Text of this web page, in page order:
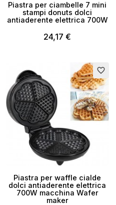
Piastra per ciambelle 7 mini
stampi donuts dolci
antiaderente elettrica 700W
24,17 €
favorite_border
Piastra per waffle cialde
dolci antiaderente elettrica
700W macchina Wafer
maker
Crea lista dei desideri
Nome lista dei desideri